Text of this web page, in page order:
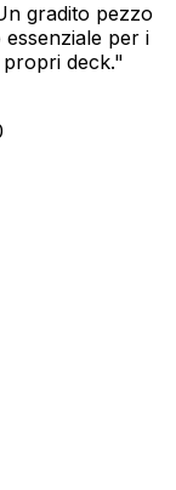
gradito pezzo
per i
deck."